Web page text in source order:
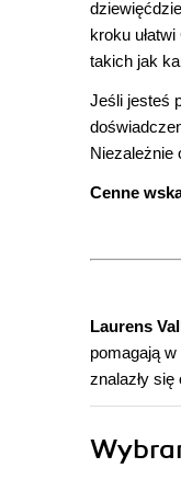
kroku
takich jak
Jeśli jesteś
Niezależnie
Cenne
Laurens
pomagają
znalazły